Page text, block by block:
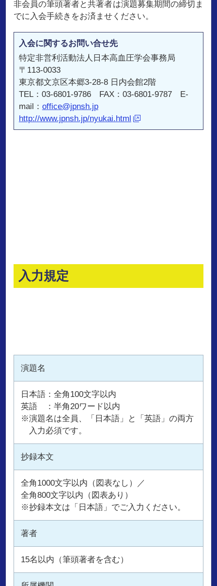
非会員の筆頭著者と共著者は演題募集期間の締切ま
でに入会手続きをお済ませください。
入会に関するお問い合せ先
特定非営利活動法人日本高血圧学会事務局
〒113-0033
東京都文京区本郷3-28-8 日内会館2階
TEL：03-6801-9786 FAX：03-6801-9787 E-
mail： office@jpnsh.jp
http://www.jpnsh.jp/nyukai.html
入力規定
演題名
日本語：全角100文字以内
英語 ：半角20ワード以内
※演題名は全員、「日本語」と「英語」の両方
入力必須です。
抄録本文
全角1000文字以内（図表なし）／
全角800文字以内（図表あり）
※抄録本文は「日本語」でご入力ください。
著者
15名以内（筆頭著者を含む）